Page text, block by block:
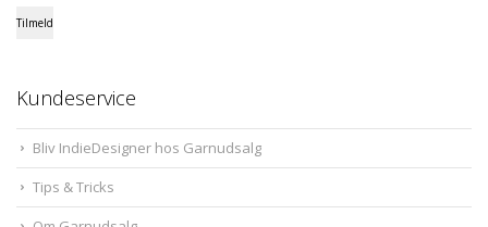
Tilmeld
Kundeservice
Bliv IndieDesigner hos Garnudsalg
Tips & Tricks